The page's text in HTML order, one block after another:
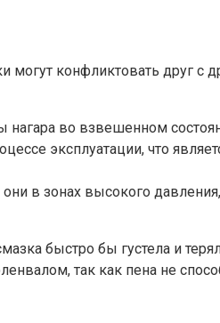
конфликтовать друг с
во взвешенном
эксплуатации, что
в зонах высокого
быстро бы густела и
так как пена не